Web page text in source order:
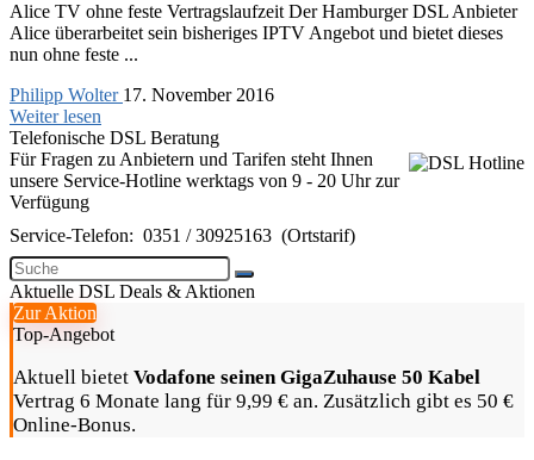
Alice TV ohne feste Vertragslaufzeit Der Hamburger DSL Anbieter
Alice überarbeitet sein bisheriges IPTV Angebot und bietet dieses
nun ohne feste ...
Philipp Wolter 17. November 2016
Weiter lesen
Telefonische DSL Beratung
Für Fragen zu Anbietern und Tarifen steht Ihnen
unsere Service-Hotline werktags von 9 - 20 Uhr zur
Verfügung
Service-Telefon: 0351 / 30925163 (Ortstarif)
Aktuelle DSL Deals & Aktionen
Zur Aktion
Top-Angebot
Aktuell bietet Vodafone seinen GigaZuhause 50 Kabel
Vertrag 6 Monate lang für 9,99 € an. Zusätzlich gibt es 50 €
Online-Bonus.